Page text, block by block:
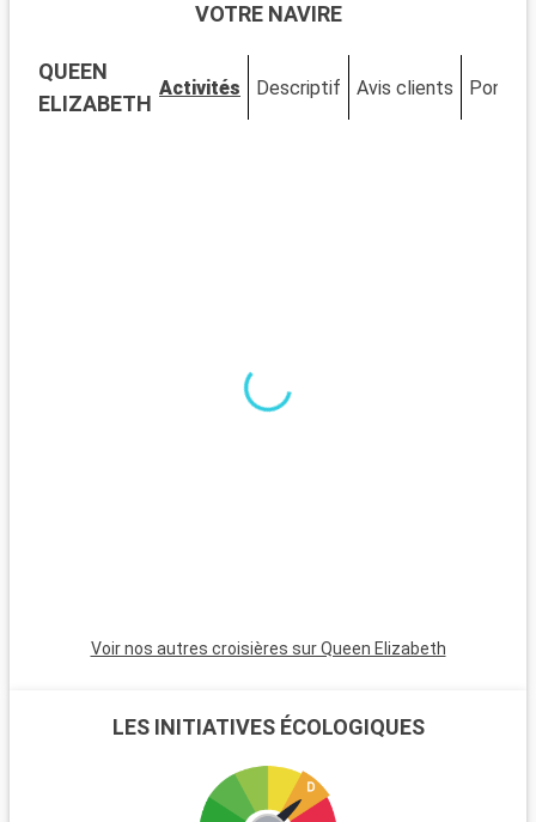
Southampton, ville portuaire chargée d'histoire, est riche en
sites d'intérêt. Le musée SeaCity narre l'histoire du Titanic,
étroitement liée à la ville. Les murs médiévaux et la Bargate,
excursions. Le parc national de New Forest, proche de la ville,
est un havre pour les randonneurs et les amoureux de la
VOTRE NAVIRE
QUEEN
ELIZABETH
Activités Descriptif Avis clients Ponts
Voir nos autres croisières sur Queen Elizabeth
LES INITIATIVES ÉCOLOGIQUES